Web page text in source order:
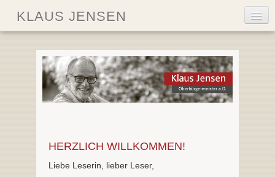
KLAUS JENSEN
Aktuelle Beiträge
Biografie
Aktivitäten
HERZLICH WILLKOMMEN!
Liebe Leserin, lieber Leser,